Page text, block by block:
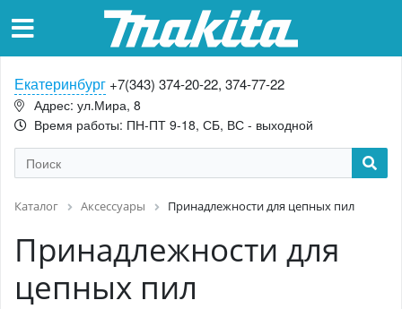
Екатеринбург +7(343) 374-20-22, 374-77-22
Адрес: ул.Мира, 8
Время работы: ПН-ПТ 9-18, СБ, ВС - выходной
Каталог Аксессуары Принадлежности для цепных пил
Принадлежности для
цепных пил